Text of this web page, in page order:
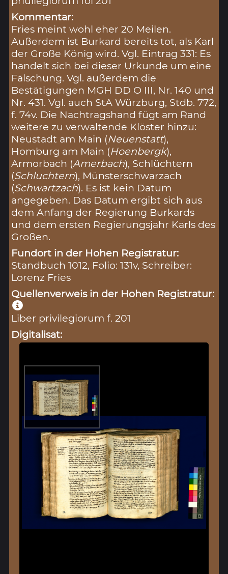
Kommentar:
Fries meint wohl eher 20 Meilen.
Außerdem ist Burkard bereits tot, als Karl
der Große König wird. Vgl. Eintrag 331: Es
handelt sich bei dieser Urkunde um eine
Fälschung. Vgl. außerdem die
Bestätigungen MGH DD O III, Nr. 140 und
Nr. 431. Vgl. auch StA Würzburg, Stdb. 772,
f. 74v. Die Nachtragshand fügt am Rand
weitere zu verwaltende Klöster hinzu:
Neustadt am Main (Neuenstatt),
Homburg am Main (Hoenbergk),
Armorbach (Amerbach), Schlüchtern
(Schluchtern), Münsterschwarzach
(Schwartzach). Es ist kein Datum
angegeben. Das Datum ergibt sich aus
dem Anfang der Regierung Burkards
und dem ersten Regierungsjahr Karls des
Großen.
Fundort in der Hohen Registratur:
Standbuch 1012, Folio: 131v, Schreiber:
Lorenz Fries
Quellenverweis in der Hohen Registratur:
Liber privilegiorum f. 201
Digitalisat: